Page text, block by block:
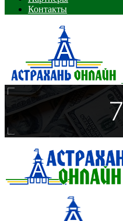
Контакты